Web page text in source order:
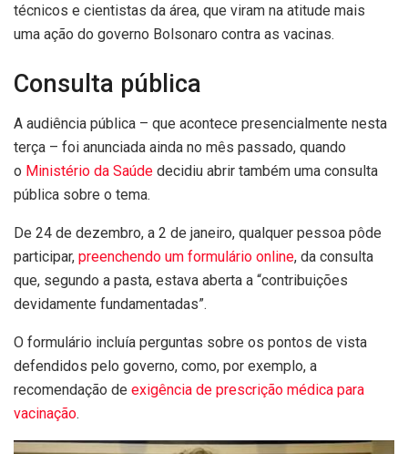
técnicos e cientistas da área, que viram na atitude mais
uma ação do governo Bolsonaro contra as vacinas.
Consulta pública
A audiência pública – que acontece presencialmente nesta
terça – foi anunciada ainda no mês passado, quando
o Ministério da Saúde decidiu abrir também uma consulta
pública sobre o tema.
De 24 de dezembro, a 2 de janeiro, qualquer pessoa pôde
participar, preenchendo um formulário online, da consulta
que, segundo a pasta, estava aberta a “contribuições
devidamente fundamentadas”.
O formulário incluía perguntas sobre os pontos de vista
defendidos pelo governo, como, por exemplo, a
recomendação de exigência de prescrição médica para
vacinação.